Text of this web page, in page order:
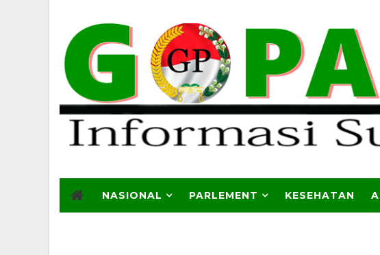
NASIONAL PARLEMENT KESEHATAN